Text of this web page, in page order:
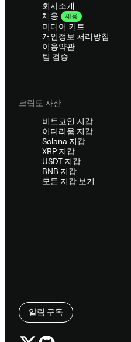
회사소개
채용
채용
미디어 키트
개인정보 처리방침
이용약관
팀 검증
크립토 자산
비트코인 지갑
이더리움 지갑
Solana 지갑
XRP 지갑
USDT 지갑
BNB 지갑
모든 지갑 보기
알림 구독